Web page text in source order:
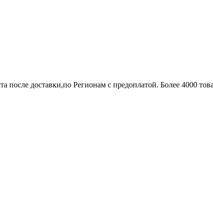
после доставки,по Регионам с предоплатой. Более 4000